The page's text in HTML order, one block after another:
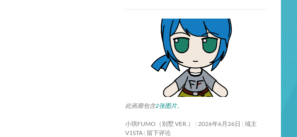
此画廊包含2张图片。
小琪FUMO（别墅 VER.） 2026年6月26日
域主
V1STA 留下评论